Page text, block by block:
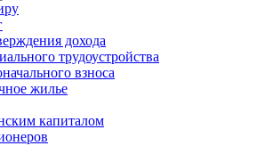
дохода
трудоустройства
взноса
жилье
капиталом